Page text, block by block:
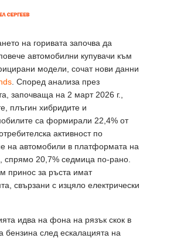
на горивата започва да
автомобилни купувачи към
модели, сочат нови данни
. Според анализа през
започваща на 2 март 2026 г.,
плъгин хибридите и
са формирали 22,4% от
активност по
на автомобили в платформата на
спрямо 20,7% седмица по-рано.
принос за ръста имат
свързани с изцяло електрически
идва на фона на рязък скок в
бензина след ескалацията на